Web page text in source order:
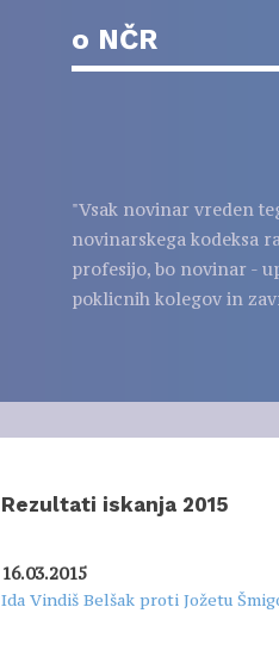
o NČR
"Vsak novinar vreden
novinarskega kodeksa
profesijo, bo novinar -
poklicnih kolegov in
Rezultati iskanja 2015
16.03.2015
Ida Vindiš Belšak proti Jožetu